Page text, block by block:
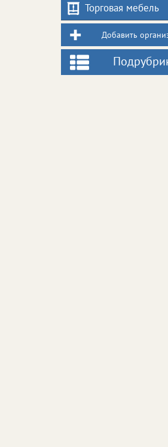
Торговая мебель
Добавить